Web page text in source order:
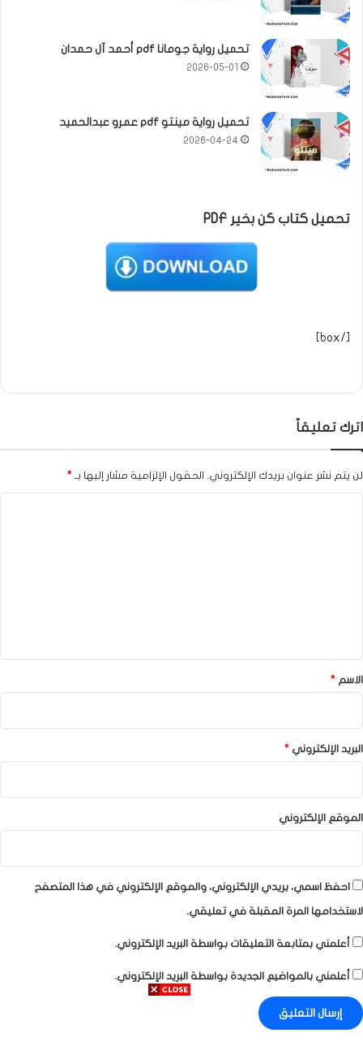
تحميل رواية جومانا pdf أحمد آل حمدان
2026-05-01
تحميل رواية مينتو pdf عمرو عبدالحميد
2026-04-24
تحميل كتاب كن بخير PDF
[/box]
اترك تعليقاً
لن يتم نشر عنوان بريدك الإلكتروني. الحقول الإلزامية مشار إليها بـ *
*الاسم *
البريد الإلكتروني *
الموقع الإلكتروني
احفظ اسمي، بريدي الإلكتروني، والموقع الإلكتروني في هذا المتصفح
لاستخدامها المرة المقبلة في تعليقي.
أعلمني بمتابعة التعليقات بواسطة البريد الإلكتروني.
أعلمني بالمواضيع الجديدة بواسطة البريد الإلكتروني.